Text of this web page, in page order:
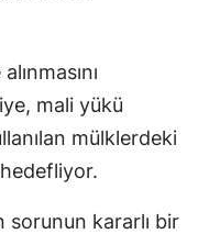
mali yükü
mülklerdeki
sorunun kararlı bir